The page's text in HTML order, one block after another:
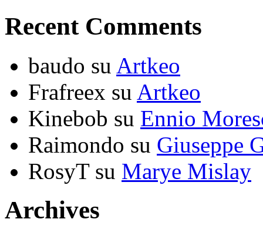
Recent Comments
baudo su Artkeo
Frafreex su Artkeo
Kinebob su Ennio
Raimondo su Giuseppe
RosyTsu Marye Mislay
Archives